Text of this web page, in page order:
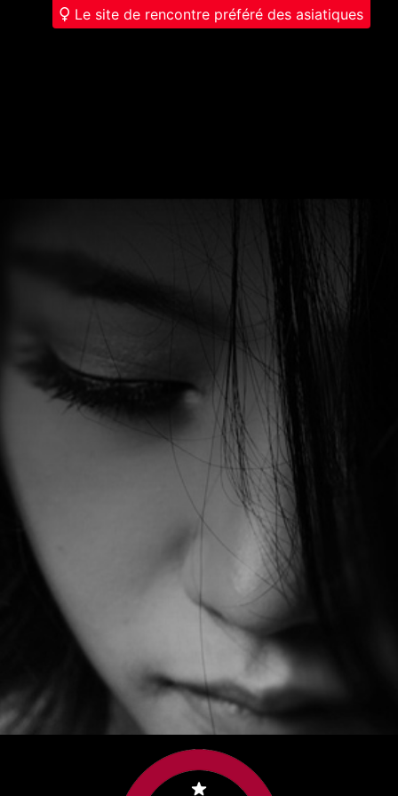
Le site de rencontre préféré des asiatiques